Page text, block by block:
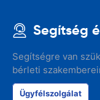
Segítség
Segítségre van
bérleti
Ügyfélszolgálat